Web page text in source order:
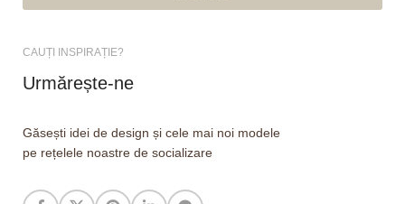
CAUȚI INSPIRAȚIE?
Urmărește-ne
Găsești idei de design și cele mai noi modele
pe rețelele noastre de socializare